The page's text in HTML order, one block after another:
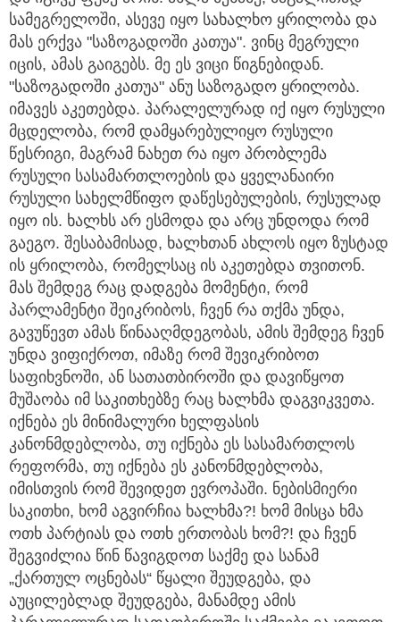
სამეგრელოში, ასევე იყო სახალხო ყრილობა და
მას ერქვა "საზოგადოში კათუა". ვინც მეგრული
იცის, ამას გაიგებს. მე ეს ვიცი წიგნებიდან.
"საზოგადოში კათუა" ანუ საზოგადო ყრილობა.
იმავეს აკეთებდა. პარალელურად იქ იყო რუსული
მცდელობა, რომ დამყარებულიყო რუსული
წესრიგი, მაგრამ ნახეთ რა იყო პრობლემა
რუსული სასამართლოების და ყველანაირი
რუსული სახელმწიფო დაწესებულების, რუსულად
იყო ის. ხალხს არ ესმოდა და არც უნდოდა რომ
გაეგო. შესაბამისად, ხალხთან ახლოს იყო ზუსტად
ის ყრილობა, რომელსაც ის აკეთებდა თვითონ.
მას შემდეგ რაც დადგება მომენტი, რომ
პარლამენტი შეიკრიბოს, ჩვენ რა თქმა უნდა,
გავუწევთ ამას წინააღმდეგობას, ამის შემდეგ ჩვენ
უნდა ვიფიქროთ, იმაზე რომ შევიკრიბოთ
საფიხვნოში, ან სათათბიროში და დავიწყოთ
მუშაობა იმ საკითხებზე რაც ხალხმა დაგვიკვეთა.
იქნება ეს მინიმალური ხელფასის
კანონმდებლობა, თუ იქნება ეს სასამართლოს
რეფორმა, თუ იქნება ეს კანონმდებლობა,
იმისთვის რომ შევიდეთ ევროპაში. ნებისმიერი
საკითხი, ხომ აგვირჩია ხალხმა?! ხომ მისცა ხმა
ოთხ პარტიას და ოთხ ერთობას ხომ?! და ჩვენ
შეგვიძლია წინ წავიგდოთ საქმე და სანამ
„ქართულ ოცნებას“ წყალი შეუდგება, და
აუცილებლად შეუდგება, მანამდე ამის